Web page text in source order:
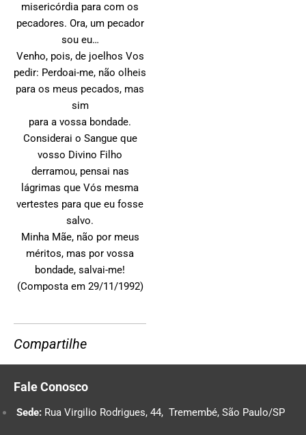
misericórdia para com os
pecadores. Ora, um pecador
sou eu…
Venho, pois, de joelhos Vos
pedir: Perdoai-me, não olheis
para os meus pecados, mas
sim
para a vossa bondade.
Considerai o Sangue que
vosso Divino Filho
derramou, pensai nas
lágrimas que Vós mesma
vertestes para que eu fosse
salvo.
Minha Mãe, não por meus
méritos, mas por vossa
bondade, salvai-me!
(Composta em 29/11/1992)
Compartilhe
Fale Conosco
Sede: Rua Virgilio Rodrigues, 44, Tremembé, São Paulo/SP